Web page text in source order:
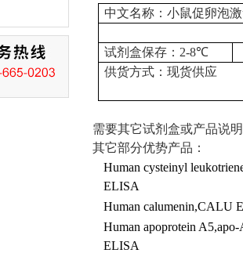
中文名称：小鼠促卵泡
试剂盒保存： 2-8℃
供货方式：现货供应
需要其它试剂盒或产品说
其它部分优势产品：
Human cysteinyl
ELISA
Human calumenin,CALU
Human apoprotein
ELISA